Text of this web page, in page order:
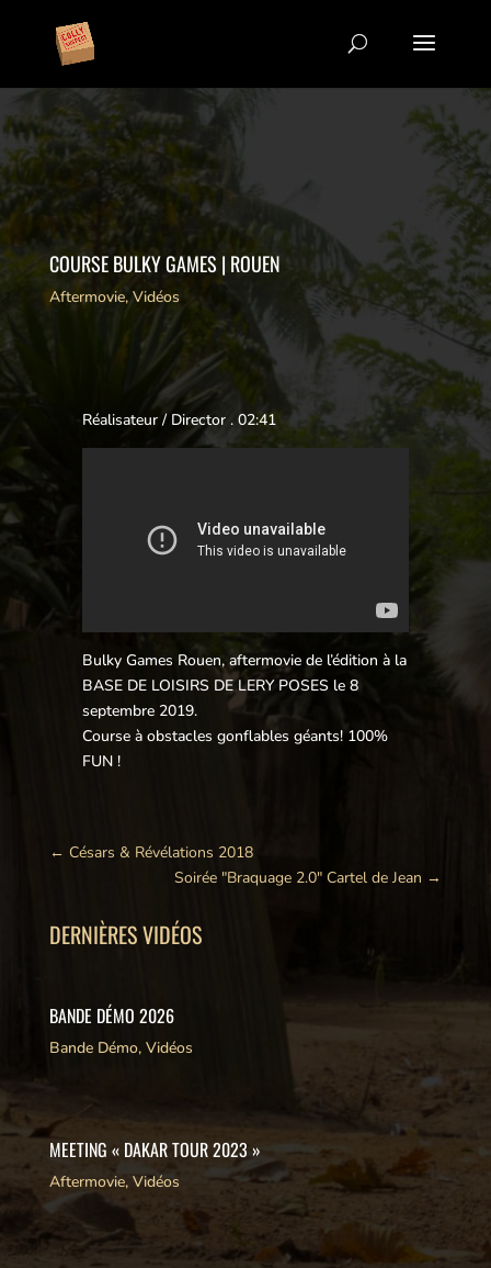
COURSE BULKY GAMES | ROUEN
Aftermovie,Vidéos
Réalisateur / Director . 02:41
Bulky Games Rouen, aftermovie de l’édition à la
BASE DE LOISIRS DE LERY POSES le 8
septembre 2019.
Course à obstacles gonflables géants! 100%
FUN !
← Césars & Révélations 2018
Soirée "Braquage 2.0" Cartel de Jean →
DERNIÈRES VIDÉOS
BANDE DÉMO 2026
Bande Démo, Vidéos
MEETING « DAKAR TOUR 2023 »
Aftermovie, Vidéos